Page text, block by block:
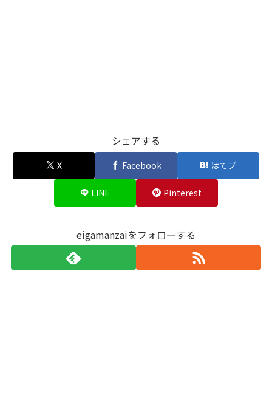
シェアする
X Facebook はてブ
LINE Pinterest
eigamanzaiをフォローする